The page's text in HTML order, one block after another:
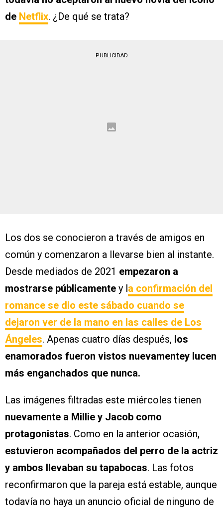
de Netflix. ¿De qué se trata?
PUBLICIDAD
Los dos se conocieron a través de amigos en
común y comenzaron a llevarse bien al instante.
Desde mediados de 2021 empezaron a
mostrarse públicamente y l a confirmación del
romance se dio este sábado cuando se
dejaron ver de la mano en las calles de Los
Ángeles. Apenas cuatro días después, los
enamorados fueron vistos nuevamentey lucen
más enganchados que nunca.
Las imágenes filtradas este miércoles tienen
nuevamente a Millie y Jacob como
protagonistas. Como en la anterior ocasión,
estuvieron acompañados del perro de la actriz
y ambos llevaban su tapabocas. Las fotos
reconfirmaron que la pareja está estable, aunque
todavía no haya un anuncio oficial de ninguno de